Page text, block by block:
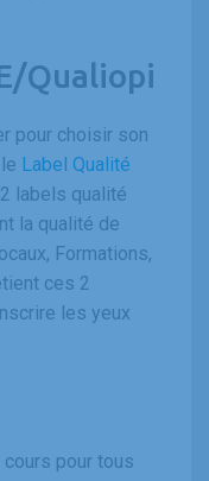
Qualiopi
pour choisir son
Label Qualité
labels qualité
la qualité de
Formations,
ces 2
les yeux
pour tous